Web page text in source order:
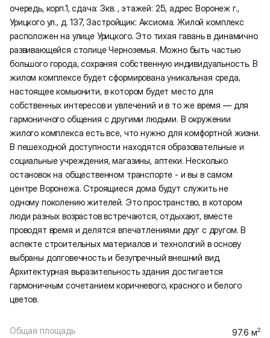
очередь, корп.1, сдача: 3кв. , этажей: 25, адрес Воронеж г.,
Урицкого ул., д. 137, Застройщик: Аксиома. Жилой комплекс
расположен на улице Урицкого. Это тихая гавань в динамично
развивающейся столице Черноземья. Можно быть частью
большого города, сохраняя собственную индивидуальность. В
жилом комплексе будет сформирована уникальная среда,
настоящее комьюнити, в котором будет место для
собственных интересов и увлечений и в то же время — для
гармоничного общения с другими людьми. В окружении
жилого комплекса есть все, что нужно для комфортной жизни.
В пешеходной доступности находятся образовательные и
социальные учреждения, магазины, аптеки. Несколько
остановок на общественном транспорте - и вы в самом
центре Воронежа. Строящиеся дома будут служить не
одному поколению жителей. Это пространство, в котором
люди разных возрастов встречаются, отдыхают, вместе
проводят время и делятся впечатлениями друг с другом. В
аспекте строительных материалов и технологий в основу
выбраны долговечность и безупречный внешний вид.
Архитектурная выразительность здания достигается
гармоничным сочетанием коричневого, красного и белого
цветов.
Общая площадь 97.6 м2